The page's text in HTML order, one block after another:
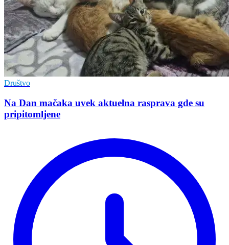
Društvo
Na Dan mačaka uvek aktuelna rasprava gde su
pripitomljene